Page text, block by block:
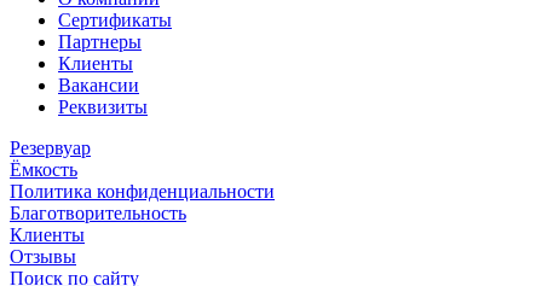
Сертификаты
Партнеры
Клиенты
Вакансии
Реквизиты
Резервуар
Ёмкость
Политика конфиденциальности
Благотворительность
Клиенты
Отзывы
Поиск по сайту